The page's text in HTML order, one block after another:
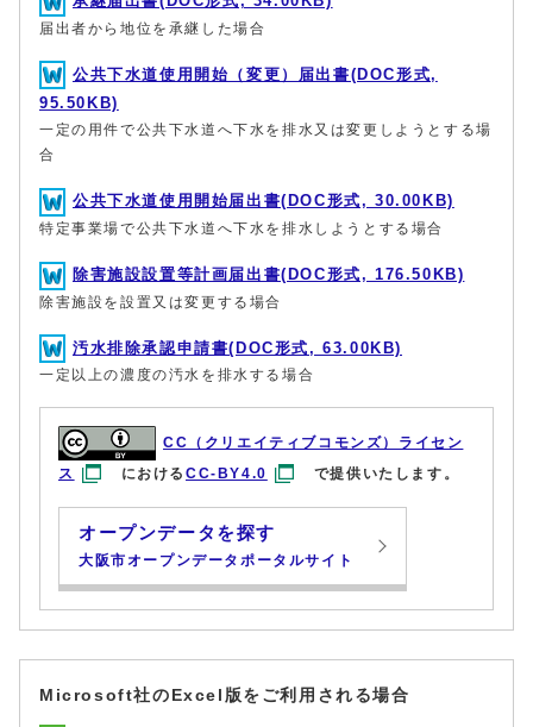
届出者から地位を承継した場合
公共下水道使用開始（変更）届出書(DOC形式,
95.50KB)
一定の用件で公共下水道へ下水を排水又は変更しようとする場
合
公共下水道使用開始届出書(DOC形式, 30.00KB)
特定事業場で公共下水道へ下水を排水しようとする場合
除害施設設置等計画届出書(DOC形式, 176.50KB)
除害施設を設置又は変更する場合
汚水排除承認申請書(DOC形式, 63.00KB)
一定以上の濃度の汚水を排水する場合
CC（クリエイティブコモンズ）ライセン
ス
におけるCC-BY4.0 で提供いたします。
オープンデータを探す
大阪市オープンデータポータルサイト
Microsoft社のExcel版をご利用される場合